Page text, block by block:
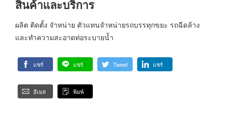
สินค้าและบริการ
ผลิต ติดตั้ง จำหน่าย ตัวแทนจำหน่ายรถบรรทุกขยะ รถฉีดล้าง
และทำความสะอาดท่อระบายน้ำ
แชร์ แชร์ Tweet แชร์
อีเมล พิมพ์